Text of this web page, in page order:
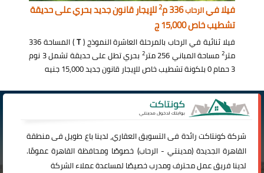
فيلا فيالرحاب336 م 2للإيجار قانون جديد بحري على حديقة
تشطيب خاص 15,000 ج
فيلا ثنائية في الرحاب بالمرحلة العاشرة النموذج (T
) المساحة 336
متر2مساحة المباني 256 متر 2
بحري تطل على حديقة تشمل 3 نوم
3 حمام 0 بلكونة تشطيب خاص للإيجار قانون جديد 15,000 جنيه
شركةكونتاكترائدة فى التسويق العقاري، لدينا باع طويل فى منطقة
القاهرة الجديدة (مدينتي -الرحاب) خصوصًا ومحافظة القاهرة عمومًا.
لدينا فريق عمل محترف ومدرب خصيصًا لمساعدة عملاء الشركة